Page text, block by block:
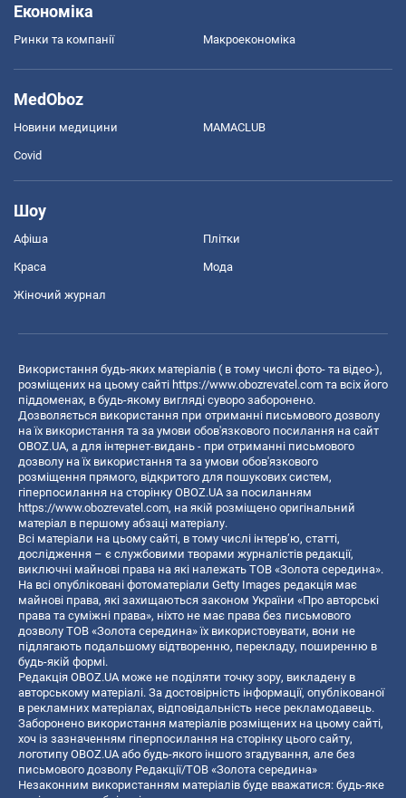
Економіка
Ринки та компанії Макроекономіка
MedOboz
Новини медицини MAMACLUB
Covid
Шоу
Афіша Плітки
Краса Мода
Жіночий журнал
Використання будь-яких матеріалів ( в тому числі фото- та відео-),
розміщених на цьому сайті https://www.obozrevatel.com та всіх його
піддоменах, в будь-якому вигляді суворо заборонено.
Дозволяється використання при отриманні письмового дозволу
на їх використання та за умови обов'язкового посилання на сайт
OBOZ.UA, а для інтернет-видань - при отриманні письмового
дозволу на їх використання та за умови обов'язкового
розміщення прямого, відкритого для пошукових систем,
гіперпосилання на сторінку OBOZ.UA за посиланням
https://www.obozrevatel.com, на якій розміщено оригінальний
матеріал в першому абзаці матеріалу.
Всі матеріали на цьому сайті, в тому числі інтерв’ю, статті,
дослідження – є службовими творами журналістів редакції,
виключні майнові права на які належать ТОВ «Золота середина».
На всі опубліковані фотоматеріали Getty Images редакція має
майнові права, які захищаються законом України «Про авторські
права та суміжні права», ніхто не має права без письмового
дозволу ТОВ «Золота середина» їх використовувати, вони не
підлягають подальшому відтворенню, перекладу, поширенню в
будь-якій формі.
Редакція OBOZ.UA може не поділяти точку зору, викладену в
авторському матеріалі. За достовірність інформації, опублікованої
в рекламних матеріалах, відповідальність несе рекламодавець.
Заборонено використання матеріалів розміщених на цьому сайті,
хоч із зазначенням гіперпосилання на сторінку цього сайту,
логотипу OBOZ.UA або будь-якого іншого згадування, але без
письмового дозволу Редакції/ТОВ «Золота середина»
Незаконним використанням матеріалів буде вважатися: будь-яке